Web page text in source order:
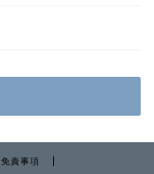
免責事項